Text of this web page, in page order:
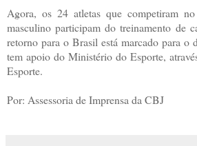
Agora, os 24 atletas que competiram
masculino participam do treinamento de
retorno para o Brasil está marcado para o
tem apoio do Ministério do Esporte,
Esporte.
Por: Assessoria de Imprensa da CBJ